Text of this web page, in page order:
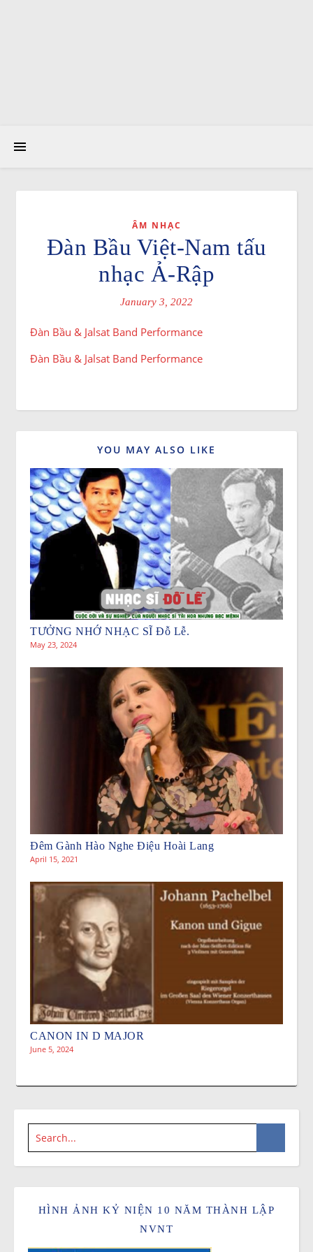
ÂM NHẠC
Đàn Bầu Việt-Nam tấu
nhạc Ả-Rập
January 3, 2022
Đàn Bầu & Jalsat Band Performance
Đàn Bầu & Jalsat Band Performance
YOU MAY ALSO LIKE
TƯỞNG NHỚ NHẠC SĨ Đỗ Lễ.
May 23, 2024
Đêm Gành Hào Nghe Điệu Hoài Lang
April 15, 2021
CANON IN D MAJOR
June 5, 2024
HÌNH ẢNH KỶ NIỆN 10 NĂM THÀNH LẬP
NVNT